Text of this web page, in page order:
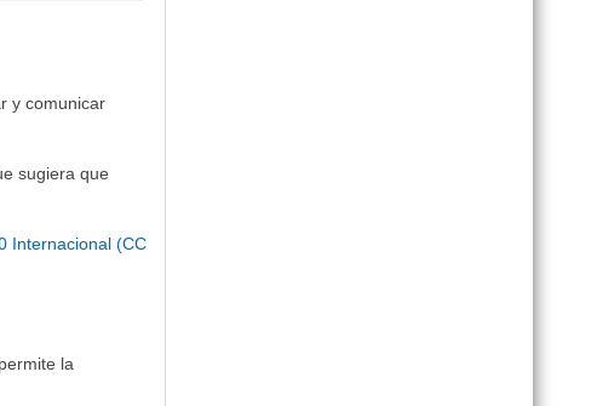
y comunicar
sugiera que
Internacional (CC
la